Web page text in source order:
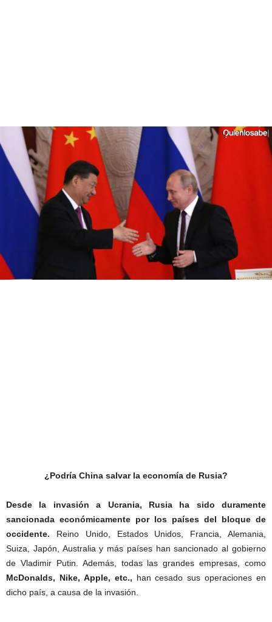
¿Podría China salvar la economía de Rusia?
Desde la invasión a Ucrania, Rusia ha sido duramente
sancionada económicamente por los países del bloque de
occidente. Reino Unido, Estados Unidos, Francia, Alemania,
Suiza, Japón, Australia y más países han sancionado al gobierno
de Vladimir Putin. Además, todas las grandes empresas, como
McDonalds, Nike, Apple, etc., han cesado sus operaciones en
dicho país, a causa de la invasión.